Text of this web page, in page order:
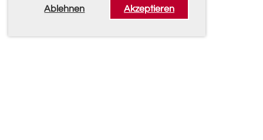
Ablehnen Akzeptieren